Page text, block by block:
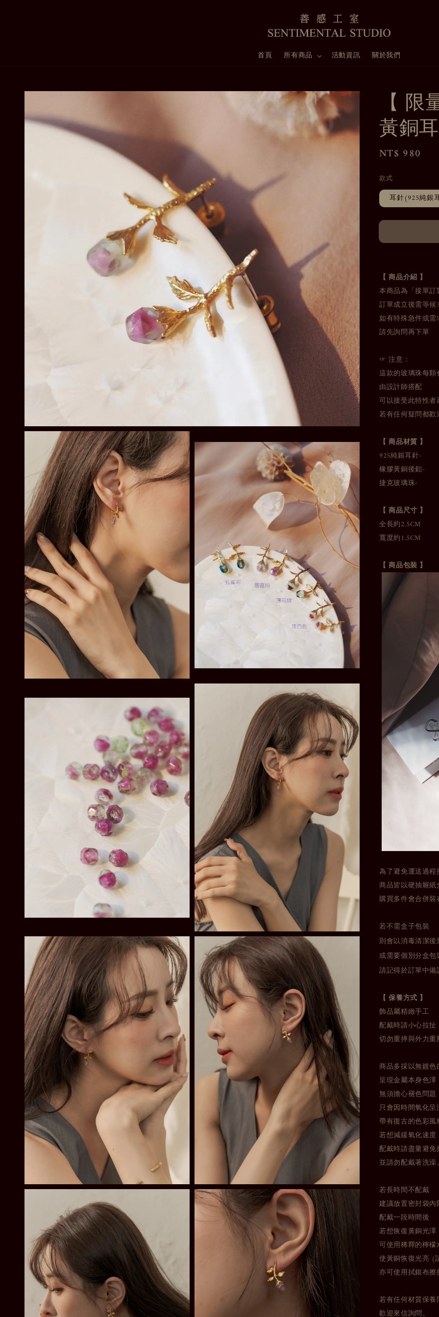
首頁 所有商品 活動資訊 關於我們
【
黃銅
Regular
NT$ 980
款式
耳針(925純銀
【 商品介紹 】
本商品為「接單訂
訂單成立後需等
如有特殊急件或需
請先詢問再下單
☞ 注意：
這款的玻璃珠每
由設計師搭配
可以接受此特性
若有任何疑問都
【 商品材質 】
925純銀耳針-
橡膠黃銅後釦-
捷克玻璃珠-
【 商品尺寸 】
全長約2.5CM
寬度約1.5CM
【 商品包裝 】
為了避免運送過程
商品皆以硬抽屜
購買多件會合併
若不需盒子包裝
則會以消毒清潔
或需要個別分盒包
請記得於訂單中備
【 保養方式 】
飾品屬精緻手工
配戴時請小心拉扯
切勿重摔與外力重
商品多採以無鍍
呈現金屬本身色澤
無須擔心褪色問題
只會因時間氧化
帶有復古的色彩風
若想減緩氧化速度
配戴時請盡量避
並請勿配戴著洗
若長時間不配戴
建議放置密封袋
配戴一段時間後
若想恢復黃銅光澤
可使用稀釋的檸
使黃銅恢復光亮 (
亦可使用拭銀布擦
若有任何材質保養
歡迎來信詢問。